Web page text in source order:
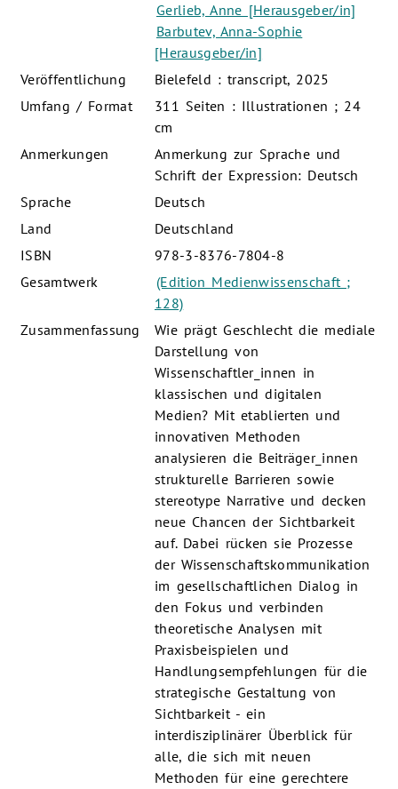
Gerlieb, Anne [Herausgeber/in]
Barbutev, Anna-Sophie
[Herausgeber/in]
Veröffentlichung
Bielefeld : transcript, 2025
Umfang / Format
311 Seiten : Illustrationen ; 24
cm
Anmerkungen
Anmerkung zur Sprache und
Schrift der Expression: Deutsch
Sprache
Deutsch
Land
Deutschland
ISBN
978-3-8376-7804-8
Gesamtwerk
(Edition Medienwissenschaft ;
128)
Zusammenfassung
Wie prägt Geschlecht die mediale
Darstellung von
Wissenschaftler_innen in
klassischen und digitalen
Medien? Mit etablierten und
innovativen Methoden
analysieren die Beiträger_innen
strukturelle Barrieren sowie
stereotype Narrative und decken
neue Chancen der Sichtbarkeit
auf. Dabei rücken sie Prozesse
der Wissenschaftskommunikation
im gesellschaftlichen Dialog in
den Fokus und verbinden
theoretische Analysen mit
Praxisbeispielen und
Handlungsempfehlungen für die
strategische Gestaltung von
Sichtbarkeit - ein
interdisziplinärer Überblick für
alle, die sich mit neuen
Methoden für eine gerechtere